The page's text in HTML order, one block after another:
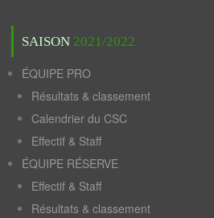
SAISON 2021/2022
ÉQUIPE PRO
Résultats & classement
Calendrier du CSC
Effectif & Staff
ÉQUIPE RÉSERVE
Effectif & Staff
Résultats & classement